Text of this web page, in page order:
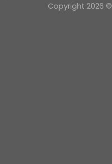
Copyright 2026 ©